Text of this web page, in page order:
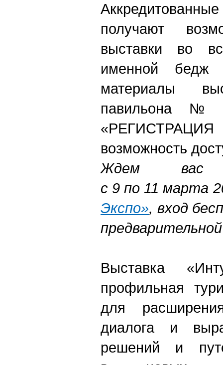
получают
выставки во
именной бедж
материалы
павильона
возможность
Ждем вас
с 9 по 11 марта
Экспо», вход
Выставка
профильная
для
диалога и
решений и